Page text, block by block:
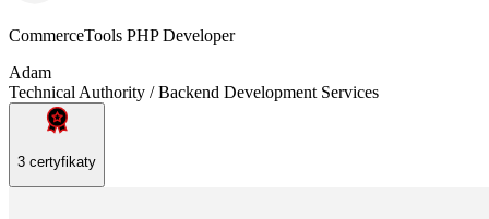
CommerceTools PHP Developer
Adam
Technical Authority / Backend Development Services
3 certyfikaty